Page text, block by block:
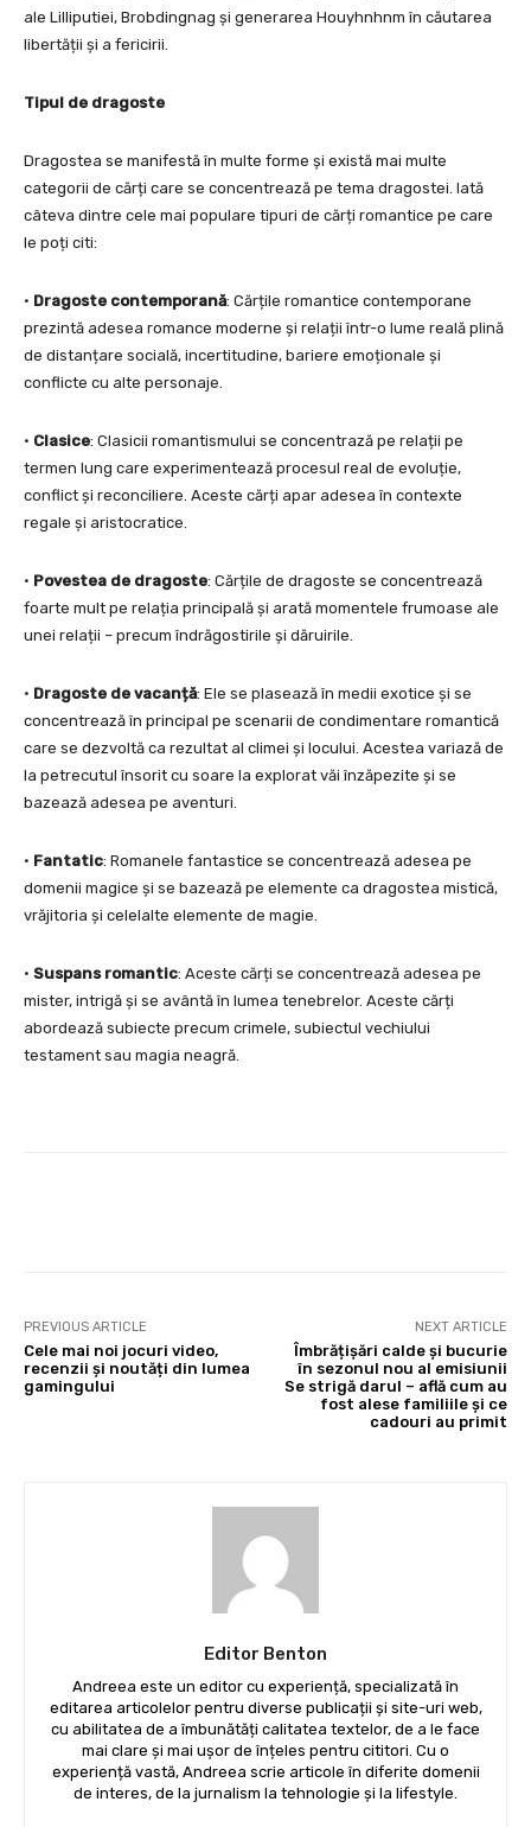
ale Lilliputiei, Brobdingnag și generarea Houyhnhnm în căutarea
libertății și a fericirii.
Tipul de dragoste
Dragostea se manifestă în multe forme și există mai multe
categorii de cărți care se concentrează pe tema dragostei. Iată
câteva dintre cele mai populare tipuri de cărți romantice pe care
le poți citi:
• Dragoste contemporană: Cărțile romantice contemporane
prezintă adesea romance moderne și relații într-o lume reală plină
de distanțare socială, incertitudine, bariere emoționale și
conflicte cu alte personaje.
• Clasice: Clasicii romantismului se concentrază pe relații pe
termen lung care experimentează procesul real de evoluție,
conflict și reconciliere. Aceste cărți apar adesea în contexte
regale și aristocratice.
• Povestea de dragoste: Cărțile de dragoste se concentrează
foarte mult pe relația principală și arată momentele frumoase ale
unei relații – precum îndrăgostirile și dăruirile.
• Dragoste de vacanță: Ele se plasează în medii exotice și se
concentrează în principal pe scenarii de condimentare romantică
care se dezvoltă ca rezultat al climei și locului. Acestea variază de
la petrecutul însorit cu soare la explorat văi înzăpezite și se
bazează adesea pe aventuri.
• Fantatic: Romanele fantastice se concentrează adesea pe
domenii magice și se bazează pe elemente ca dragostea mistică,
vrăjitoria și celelalte elemente de magie.
• Suspans romantic: Aceste cărți se concentrează adesea pe
mister, intrigă și se avântă în lumea tenebrelor. Aceste cărți
abordează subiecte precum crimele, subiectul vechiului
testament sau magia neagră.
PREVIOUS ARTICLE
Cele mai noi jocuri video,
recenzii și noutăți din lumea
gamingului
NEXT ARTICLE
Îmbrățișări calde și bucurie
în sezonul nou al emisiunii
Se strigă darul – află cum au
fost alese familiile și ce
cadouri au primit
Editor Benton
Andreea este un editor cu experiență, specializată în
editarea articolelor pentru diverse publicații și site-uri web,
cu abilitatea de a îmbunătăți calitatea textelor, de a le face
mai clare și mai ușor de înțeles pentru cititori. Cu o
experiență vastă, Andreea scrie articole în diferite domenii
de interes, de la jurnalism la tehnologie și la lifestyle.